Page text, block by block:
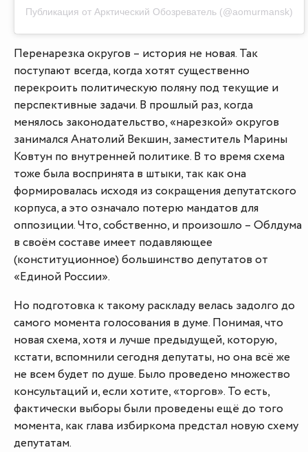
Публикация от Арктический Обозреватель (@aomurmansk)
Перенарезка округов – история не новая. Так
поступают всегда, когда хотят существенно
перекроить политическую поляну под текущие и
перспективные задачи. В прошлый раз, когда
менялось законодательство, «нарезкой» округов
занимался Анатолий Векшин, заместитель Марины
Ковтун по внутренней политике. В то время схема
тоже была воспринята в штыки, так как она
формировалась исходя из сокращения депутатского
корпуса, а это означало потерю мандатов для
оппозиции. Что, собственно, и произошло – Облдума
в своём составе имеет подавляющее
(конституционное) большинство депутатов от
«Единой России».
Но подготовка к такому раскладу велась задолго до
самого момента голосования в думе. Понимая, что
новая схема, хотя и лучше предыдущей, которую,
кстати, вспомнили сегодня депутаты, но она всё же
не всем будет по душе. Было проведено множество
консультаций и, если хотите, «торгов». То есть,
фактически выборы были проведены ещё до того
момента, как глава избиркома предстал новую схему
депутатам.